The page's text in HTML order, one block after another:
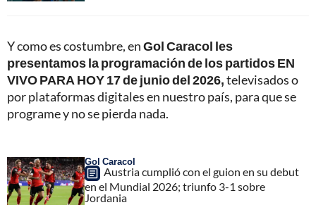
Y como es costumbre, enGol Caracol les
presentamos la programación de los partidos EN
VIVO PARA HOY 17 de junio del 2026,televisados o
por plataformas digitales en nuestro país, para que se
programe y no se pierda nada.
Gol Caracol
Austria cumplió con el guion en su debut
en el Mundial 2026; triunfo 3-1 sobre
Jordania